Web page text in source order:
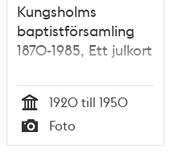
Kungsholms
baptistförsamling
1870-1985, Ett julkort
Tid
1920 till 1950
Typ
Foto